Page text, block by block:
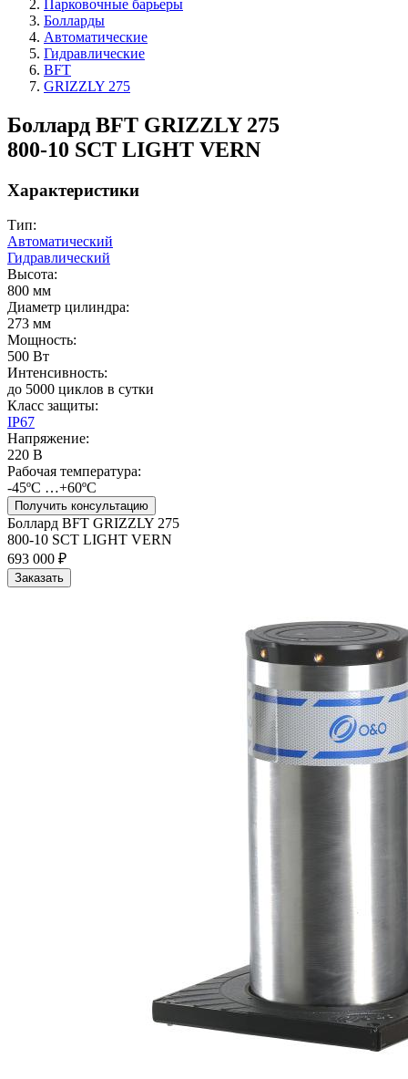
Парковочные барьеры
Болларды
Автоматические
Гидравлические
BFT
GRIZZLY 275
Боллард BFT GRIZZLY 275
800-10 SCT LIGHT VERN
Характеристики
Тип:
Автоматический
Гидравлический
Высота:
800 мм
Диаметр цилиндра:
273 мм
Мощность:
500 Вт
Интенсивность:
до 5000 циклов в сутки
Класс защиты:
IP67
Напряжение:
220 В
Рабочая температура:
-45ºС …+60ºС
Получить консультацию
Боллард BFT GRIZZLY 275
800-10 SCT LIGHT VERN
693 000 ₽
Заказать